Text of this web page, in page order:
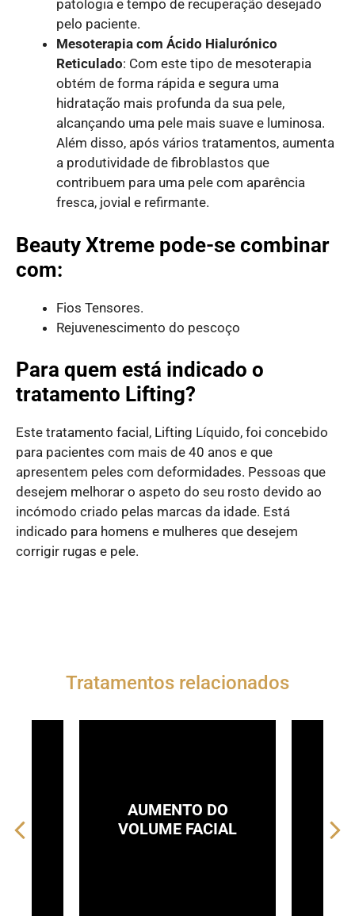
patologia e tempo de recuperação desejado
pelo paciente.
Mesoterapia com Ácido Hialurónico
Reticulado: Com este tipo de mesoterapia
obtém de forma rápida e segura uma
hidratação mais profunda da sua pele,
alcançando uma pele mais suave e luminosa.
Além disso, após vários tratamentos, aumenta
a produtividade de fibroblastos que
contribuem para uma pele com aparência
fresca, jovial e refirmante.
Beauty Xtreme pode-se combinar
com:
Fios Tensores.
Rejuvenescimento do pescoço
Para quem está indicado o
tratamento Lifting?
Este tratamento facial, Lifting Líquido, foi concebido
para pacientes com mais de 40 anos e que
apresentem peles com deformidades. Pessoas que
desejem melhorar o aspeto do seu rosto devido ao
incómodo criado pelas marcas da idade. Está
indicado para homens e mulheres que desejem
corrigir rugas e pele.
Tratamentos relacionados
VOLUME FACIAL
BIOESTIMULAÇÃO